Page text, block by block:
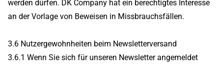
werden dürfen. DK Company hat ein berechtigtes Interesse
an der Vorlage von Beweisen in Missbrauchsfällen.
3.6 Nutzergewohnheiten beim Newsletterversand
3.6.1 Wenn Sie sich für unseren Newsletter angemeldet